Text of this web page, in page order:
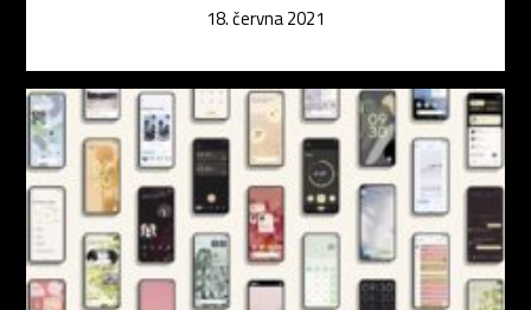
18. června 2021